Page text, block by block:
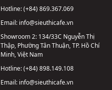
Hotline:(+84) 869.367.069
Email: info@sieuthicafe.vn
Showroom 2: 134/33C Nguyễn Thị
Thập, Phường Tân Thuận, TP. Hồ Chí
Minh, Việt Nam
Hotline:(+84) 898.149.108
Email: info@sieuthicafe.vn